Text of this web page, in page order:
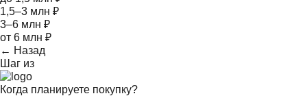
1,5–3 млн ₽
3–6 млн ₽
от 6 млн ₽
← Назад
Шаг из
Когда планируете покупку?